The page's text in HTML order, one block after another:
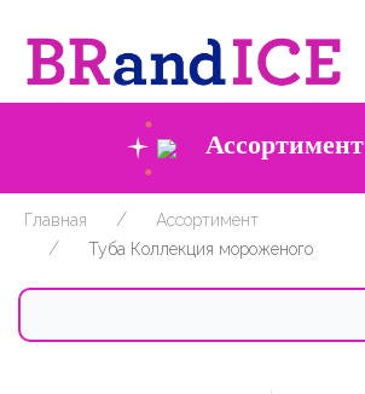
Ассортимент
Главная
Ассортимент
Туба Коллекция мороженого